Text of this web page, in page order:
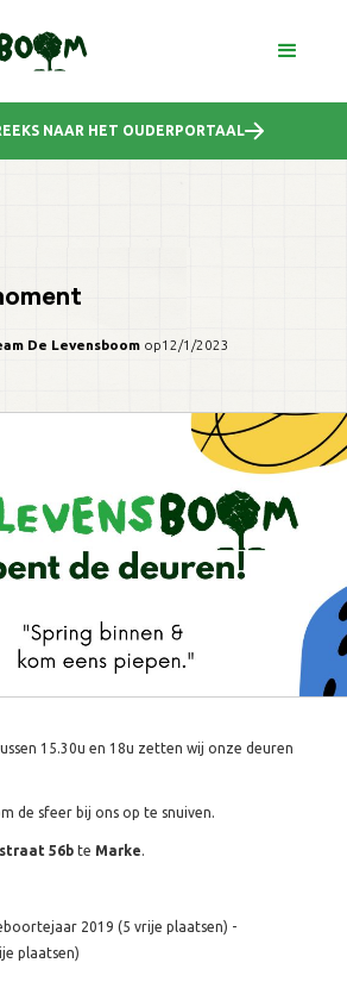
NAAR HET OUDERPORTAAL
De Levensboom op12/1/2023
15.30u en 18u zetten wij onze deuren
de sfeer bij ons op te snuiven.
56b te Marke.
2019 (5 vrije plaatsen) -
plaatsen)